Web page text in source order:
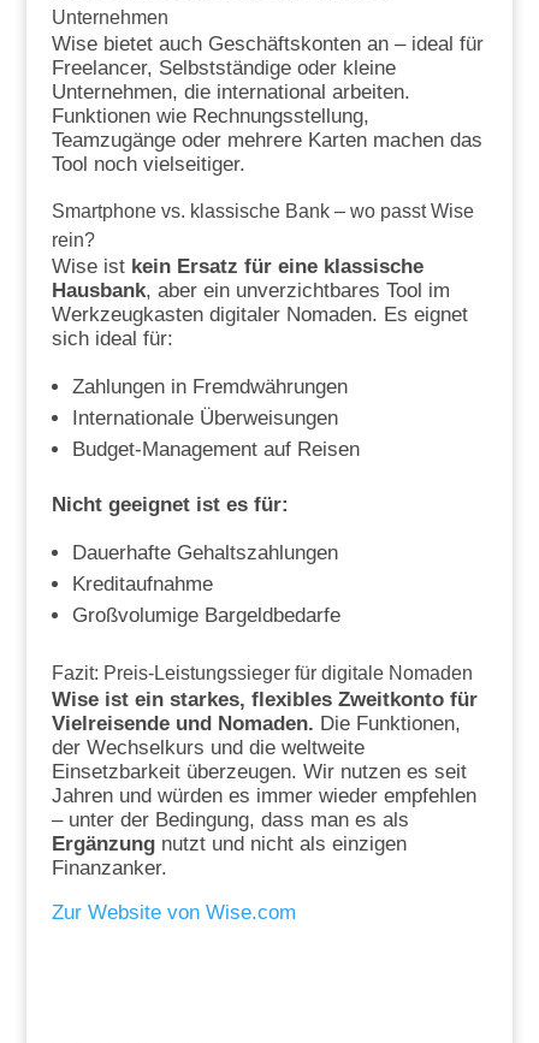
Unternehmen
Wise bietet auch Geschäftskonten an – ideal für
Freelancer, Selbstständige oder kleine
Unternehmen, die international arbeiten.
Funktionen wie Rechnungsstellung,
Teamzugänge oder mehrere Karten machen das
Tool noch vielseitiger.
Smartphone vs. klassische Bank – wo passt Wise
rein?
Wise ist kein Ersatz für eine klassische
Hausbank, aber ein unverzichtbares Tool im
Werkzeugkasten digitaler Nomaden. Es eignet
sich ideal für:
Zahlungen in Fremdwährungen
Internationale Überweisungen
Budget-Management auf Reisen
Nicht geeignet ist es für:
Dauerhafte Gehaltszahlungen
Kreditaufnahme
Großvolumige Bargeldbedarfe
Fazit: Preis-Leistungssieger für digitale Nomaden
Wise ist ein starkes, flexibles Zweitkonto für
Vielreisende und Nomaden. Die Funktionen,
der Wechselkurs und die weltweite
Einsetzbarkeit überzeugen. Wir nutzen es seit
Jahren und würden es immer wieder empfehlen
– unter der Bedingung, dass man es als
Ergänzungnutzt und nicht als einzigen
Finanzanker.
Zur Website von Wise.com